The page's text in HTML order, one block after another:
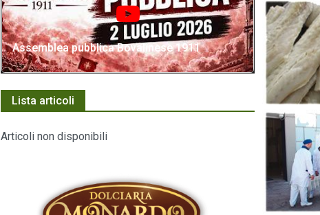
Assemblea pubblica Bovalinese 1911
Lista articoli
Articoli non disponibili